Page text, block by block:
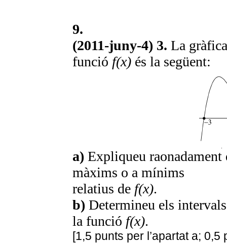
9.
(2011-juny-4) 3. La
funció f(x) és la següent:
a) Expliqueu
màxims o a mínims
relatius de f(x).
b) Determineu els
la funció f(x).
[1,5 punts per l’apartat a; 0,5